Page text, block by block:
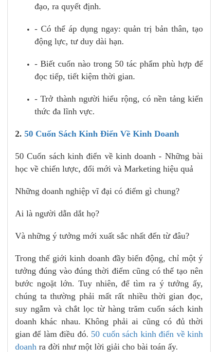
đạo, ra quyết định.
- Có thể áp dụng ngay: quản trị bản thân, tạo
động lực, tư duy dài hạn.
- Biết cuốn nào trong 50 tác phẩm phù hợp để
đọc tiếp, tiết kiệm thời gian.
- Trở thành người hiểu rộng, có nền tảng kiến
thức đa lĩnh vực.
2. 50 Cuốn Sách Kinh Điển Về Kinh Doanh
50 Cuốn sách kinh điển về kinh doanh - Những bài
học về chiến lược, đổi mới và Marketing hiệu quả
Những doanh nghiệp vĩ đại có điểm gì chung?
Ai là người dẫn dắt họ?
Và những ý tưởng mới xuất sắc nhất đến từ đâu?
Trong thế giới kinh doanh đầy biến động, chỉ một ý
tưởng đúng vào đúng thời điểm cũng có thể tạo nên
bước ngoặt lớn. Tuy nhiên, để tìm ra ý tưởng ấy,
chúng ta thường phải mất rất nhiều thời gian đọc,
suy ngẫm và chắt lọc từ hàng trăm cuốn sách kinh
doanh khác nhau. Không phải ai cũng có đủ thời
gian để làm điều đó. 50 cuốn sách kinh điển về kinh
doanh ra đời như một lời giải cho bài toán ấy.